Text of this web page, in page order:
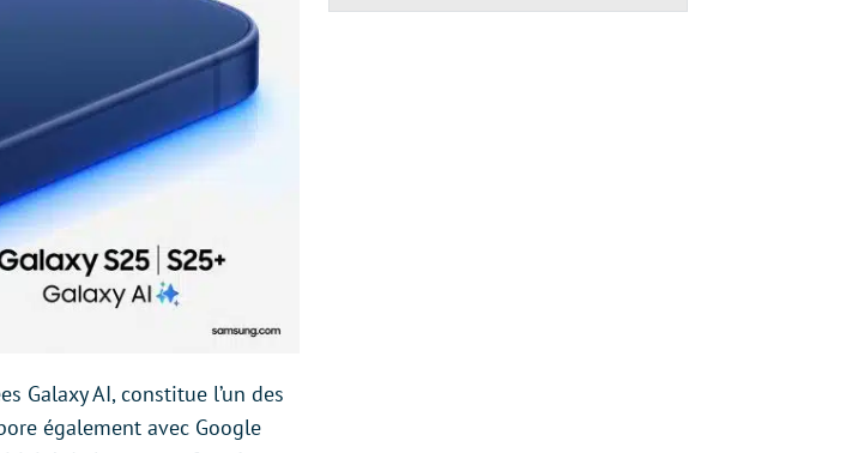
Galaxy AI, constitue l’un des
également avec Google